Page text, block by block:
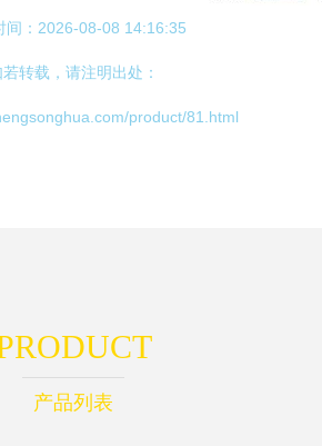
间：2026-08-08 14:16:35
转载，请注明出处：
product/81.html
产品列表